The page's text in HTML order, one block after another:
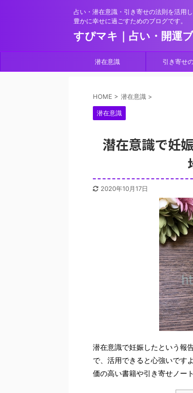
占い・潜在意識・引き寄せの法則を活用
豊かに幸せに過ごすためのブログです。
すぴマキ｜占い・開運
潜在意識 引き寄せ
HOME > 潜在意識 >
潜在意識
潜在意識で妊
2020年10月17日
潜在意識で妊娠したという報
で、活用できると心強いです
価の高い書籍や引き寄せノー